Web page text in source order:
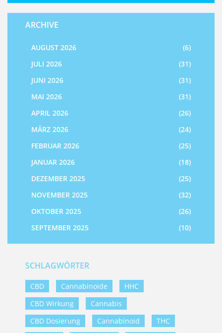
ARCHIVE
AUGUST 2026
(6)
JULI 2026
(31)
JUNI 2026
(31)
MAI 2026
(31)
APRIL 2026
(26)
MÄRZ 2026
(24)
FEBRUAR 2026
(25)
JANUAR 2026
(18)
DEZEMBER 2025
(25)
NOVEMBER 2025
(32)
OKTOBER 2025
(26)
SEPTEMBER 2025
(10)
SCHLAGWÖRTER
CBD Cannabinoide
HHC
CBD Wirkung
Cannabis
CBD Dosierung
Cannabinoid
THC